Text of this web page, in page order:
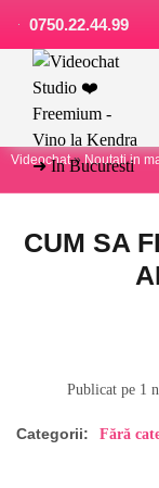
0750.22.44.99
Videochat»Noutati in
CUM SA
Publicat pe 1
Categorii: Fără